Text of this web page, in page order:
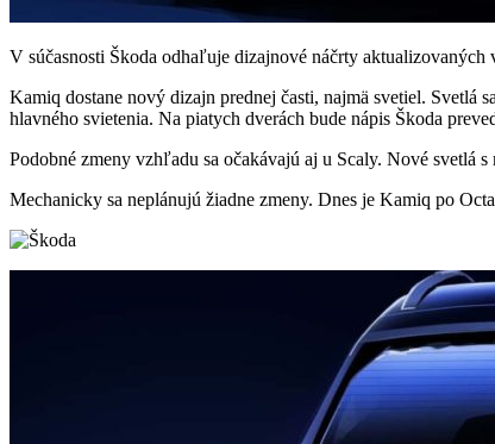
V súčasnosti Škoda odhaľuje dizajnové náčrty aktualizovaných
Kamiq dostane nový dizajn prednej časti, najmä svetiel. Svetlá
hlavného svietenia. Na piatych dverách bude nápis Škoda
Podobné zmeny vzhľadu sa očakávajú aj u Scaly. Nové svetlá
Mechanicky sa neplánujú žiadne zmeny. Dnes je Kamiq po